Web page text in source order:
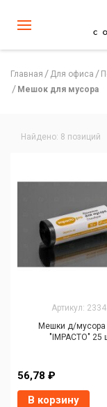
Главная Для офиса
Мешок для мусора
Найдено: 8 позиций
Артикул:
Мешки д/мусора
"IMPACTO" 25
56,78 ₽
В корзину